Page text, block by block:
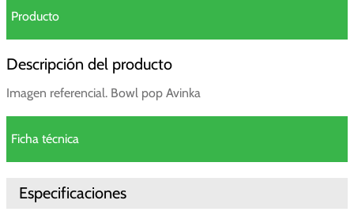
Producto
Descripción del producto
Imagen referencial. Bowl pop Avinka
Ficha técnica
Especificaciones